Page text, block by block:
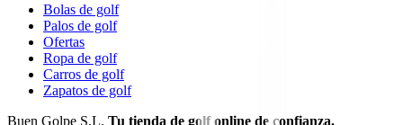
Bolas de golf
Palos de golf
Ofertas
Ropa de golf
Carros de golf
Zapatos de golf
Buen Golpe S.L. Tu tienda de golf online de confianza.